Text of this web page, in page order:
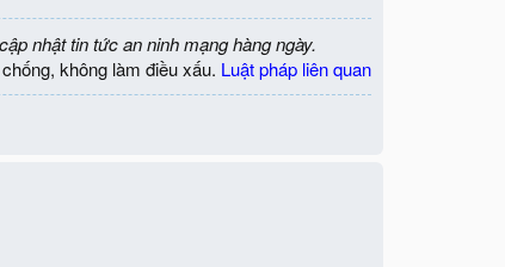
nhật tin tức an ninh mạng hàng ngày.
không làm điều xấu. Luật pháp liên quan